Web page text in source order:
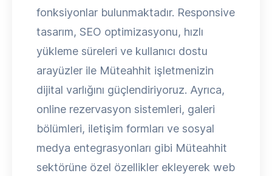
fonksiyonlar bulunmaktadır. Responsive
tasarım, SEO optimizasyonu, hızlı
yükleme süreleri ve kullanıcı dostu
arayüzler ile Müteahhit işletmenizin
dijital varlığını güçlendiriyoruz. Ayrıca,
online rezervasyon sistemleri, galeri
bölümleri, iletişim formları ve sosyal
medya entegrasyonları gibi Müteahhit
sektörüne özel özellikler ekleyerek web